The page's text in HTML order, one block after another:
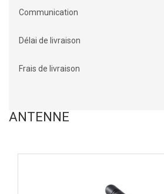
Communication
Délai de livraison
Frais de livraison
ANTENNE